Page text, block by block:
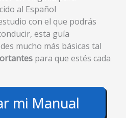
al Español
con el que podrás
esta guía
mucho más básicas tal
para que estés cada
mi Manual